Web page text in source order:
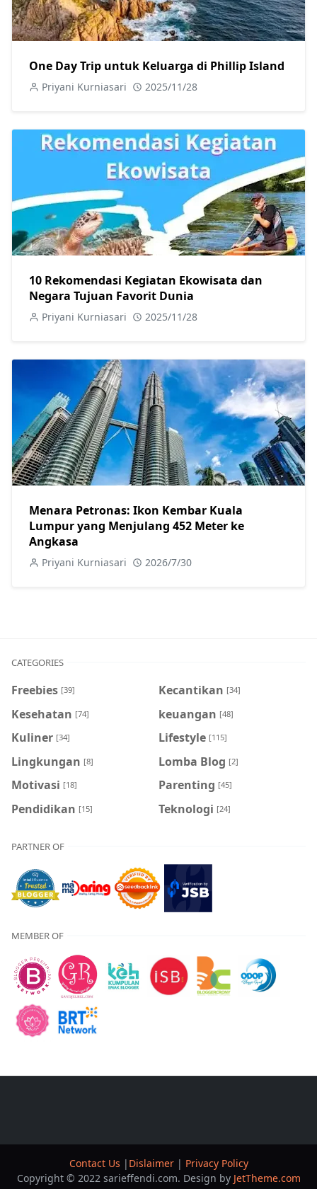
One Day Trip untuk Keluarga di Phillip Island
Priyani Kurniasari 2025/11/28
10 Rekomendasi Kegiatan Ekowisata dan
Negara Tujuan Favorit Dunia
Priyani Kurniasari 2025/11/28
Menara Petronas: Ikon Kembar Kuala
Lumpur yang Menjulang 452 Meter ke
Angkasa
Priyani Kurniasari 2026/7/30
CATEGORIES
Freebies [39] Kecantikan [34]
Kesehatan [74] keuangan [48]
Kuliner [34] Lifestyle [115]
Lingkungan [8] Lomba Blog [2]
Motivasi [18] Parenting [45]
Pendidikan [15] Teknologi [24]
PARTNER OF
MEMBER OF
Contact Us | Dislaimer | Privacy Policy
Copyright © 2022 sarieffendi.com. Design by JetTheme.com